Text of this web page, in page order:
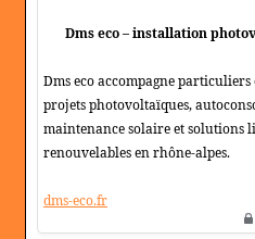
Dms eco – installation
Dms eco accompagne
projets photovoltaïques,
maintenance solaire et solutions
renouvelables en rhône-alpes.
dms-eco.fr